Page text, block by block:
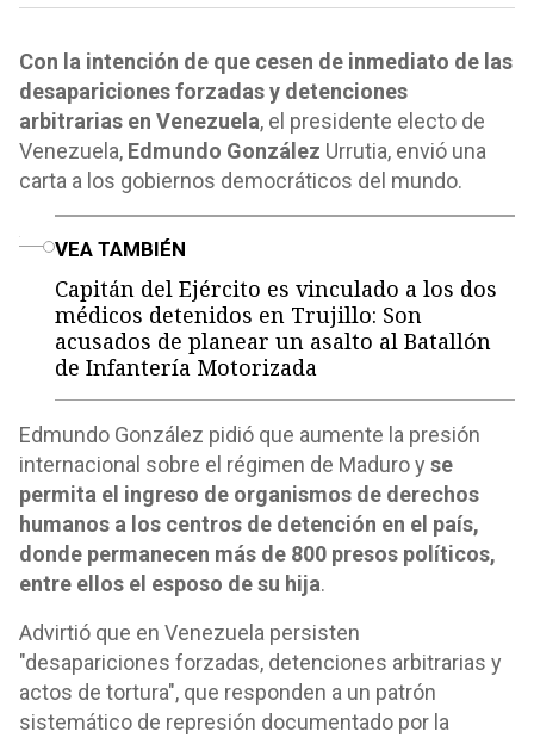
Con la intención de que cesen de inmediato de las
desapariciones forzadas y detenciones
arbitrarias en Venezuela, el presidente electo de
Venezuela, Edmundo González Urrutia, envió una
carta a los gobiernos democráticos del mundo.
VEA TAMBIÉN
Capitán del Ejército es vinculado a los dos
médicos detenidos en Trujillo: Son
acusados de planear un asalto al Batallón
de Infantería Motorizada
Edmundo González pidió que aumente la presión
internacional sobre el régimen de Maduro y se
permita el ingreso de organismos de derechos
humanos a los centros de detención en el país,
donde permanecen más de 800 presos políticos,
entre ellos el esposo de su hija.
Advirtió que en Venezuela persisten
"desapariciones forzadas, detenciones arbitrarias y
actos de tortura", que responden a un patrón
sistemático de represión documentado por la